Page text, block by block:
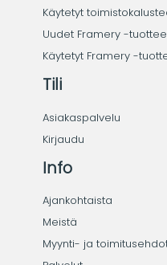
Käytetyt
Uudet Framery -
Käytetyt Framery -
Tili
Asiakaspalvelu
Kirjaudu
Info
Ajankohtaista
Meistä
Myynti- ja